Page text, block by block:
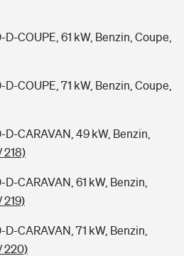
COUPE, 61 kW, Benzin, Coupe,
COUPE, 71 kW, Benzin, Coupe,
D-CARAVAN, 49 kW, Benzin,
218)
CARAVAN, 61 kW, Benzin,
219)
CARAVAN, 71 kW, Benzin,
220)